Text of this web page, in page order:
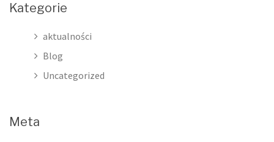
Kategorie
aktualności
Blog
Uncategorized
Meta